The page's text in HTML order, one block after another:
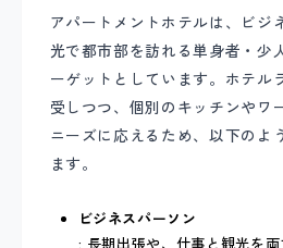
アパートメントホテルは、ビジ
光で都市部を訪れる単身者・少
ーゲットとしています。ホテル
受しつつ、個別のキッチンやワ
ニーズに応えるため、以下のよ
ます。
ビジネスパーソン